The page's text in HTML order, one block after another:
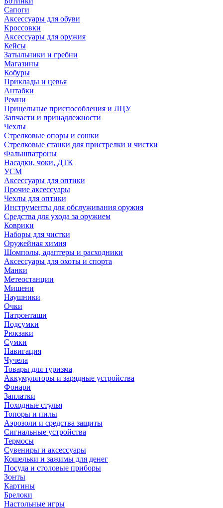
Сапоги
Аксессуары для обуви
Кроссовки
Аксессуары для оружия
Кейсы
Затыльники и гребни
Магазины
Кобуры
Приклады и цевья
Антабки
Ремни
Прицельные приспособления и ЛЦУ
Запчасти и принадлежности
Чехлы
Стрелковые опоры и сошки
Стрелковые станки для пристрелки и чистки
Фальшпатроны
Насадки, чоки, ДТК
УСМ
Аксессуары для оптики
Прочие аксессуары
Чехлы для оптики
Инструменты для обслуживания оружия
Средства для ухода за оружием
Коврики
Наборы для чистки
Оружейная химия
Шомполы, адаптеры и расходники
Аксессуары для охоты и спорта
Манки
Метеостанции
Мишени
Наушники
Очки
Патронташи
Подсумки
Рюкзаки
Сумки
Навигация
Чучела
Товары для туризма
Аккумуляторы и зарядные устройства
Фонари
Заплатки
Походные стулья
Топоры и пилы
Аэрозоли и средства защиты
Сигнальные устройства
Термосы
Сувениры и аксессуары
Кошельки и зажимы для денег
Посуда и столовые приборы
Зонты
Картины
Брелоки
Настольные игры